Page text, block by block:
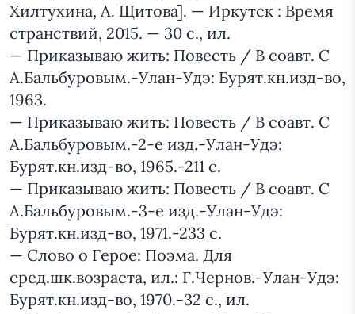
Хилтухина, А. Щитова]. — Иркутск : Время
странствий, 2015. — 30 с., ил.
— Приказываю жить: Повесть / В соавт. С
А.Бальбуровым.-Улан-Удэ: Бурят.кн.изд-во,
1963.
— Приказываю жить: Повесть / В соавт. С
А.Бальбуровым.-2-е изд.-Улан-Удэ:
Бурят.кн.изд-во, 1965.-211 с.
— Приказываю жить: Повесть / В соавт. С
А.Бальбуровым.-3-е изд.-Улан-Удэ:
Бурят.кн.изд-во, 1971.-233 с.
— Слово о Герое: Поэма. Для
сред.шк.возраста, ил.: Г.Чернов.-Улан-Удэ:
Бурят.кн.изд-во, 1970.-32 с., ил.